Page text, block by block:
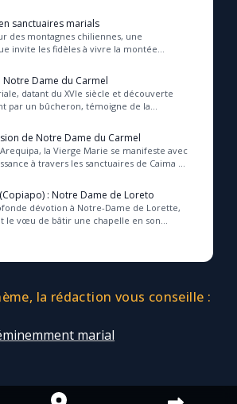
sanctuaires marials
des montagnes chiliennes, une
invite les fidèles à vivre la montée
Dame du Carmel
datant du XVIe siècle et découverte
par un bûcheron, témoigne de la
de Notre Dame du Carmel
la Vierge Marie se manifeste avec
à travers les sanctuaires de Caima et
: Notre Dame de Loreto
dévotion à Notre-Dame de Lorette,
le vœu de bâtir une chapelle en son
la rédaction vous conseille :
marial